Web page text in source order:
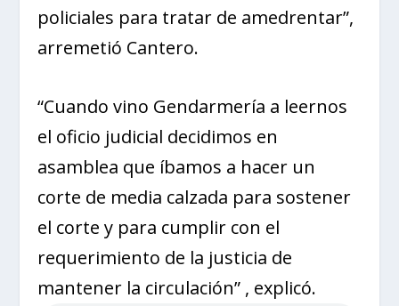
policiales para tratar de amedrentar”,
arremetió Cantero.
“Cuando vino Gendarmería a leernos
el oficio judicial decidimos en
asamblea que íbamos a hacer un
corte de media calzada para sostener
el corte y para cumplir con el
requerimiento de la justicia de
mantener la circulación” , explicó.